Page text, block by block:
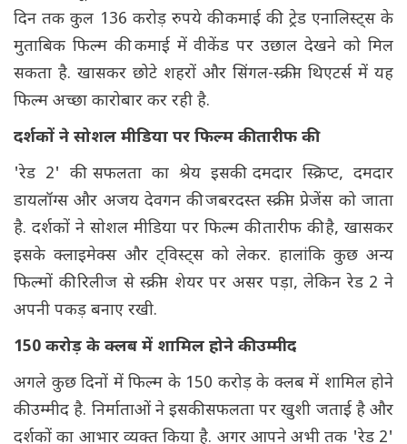
दिन तक कुल 136 करोड़ रुपये की कमाई की. ट्रेड एनालिस्ट्स के
मुताबिक फिल्म की कमाई में वीकेंड पर उछाल देखने को मिल
सकता है. खासकर छोटे शहरों और सिंगल-स्क्रीन थिएटर्स में यह
फिल्म अच्छा कारोबार कर रही है.
दर्शकों ने सोशल मीडिया पर फिल्म की तारीफ की
'रेड 2' की सफलता का श्रेय इसकी दमदार स्क्रिप्ट, दमदार
डायलॉग्स और अजय देवगन की जबरदस्त स्क्रीन प्रेजेंस को जाता
है. दर्शकों ने सोशल मीडिया पर फिल्म की तारीफ की है, खासकर
इसके क्लाइमेक्स और ट्विस्ट्स को लेकर. हालांकि कुछ अन्य
फिल्मों की रिलीज से स्क्रीन शेयर पर असर पड़ा, लेकिन रेड 2 ने
अपनी पकड़ बनाए रखी.
150 करोड़ के क्लब में शामिल होने की उम्मीद
अगले कुछ दिनों में फिल्म के 150 करोड़ के क्लब में शामिल होने
की उम्मीद है. निर्माताओं ने इसकी सफलता पर खुशी जताई है और
दर्शकों का आभार व्यक्त किया है. अगर आपने अभी तक 'रेड 2'